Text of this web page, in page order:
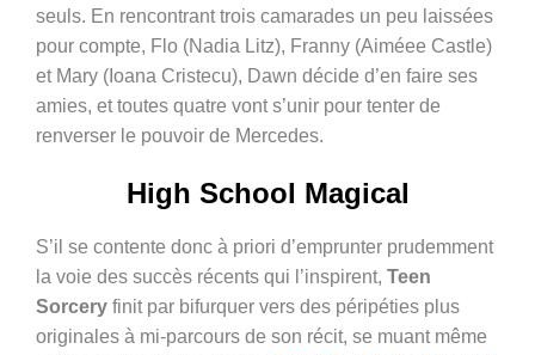
seuls. En rencontrant trois camarades un peu laissées
pour compte, Flo (Nadia Litz), Franny (Aiméee Castle)
et Mary (Ioana Cristecu), Dawn décide d’en faire ses
amies, et toutes quatre vont s’unir pour tenter de
renverser le pouvoir de Mercedes.
High School Magical
S’il se contente donc à priori d’emprunter prudemment
la voie des succès récents qui l’inspirent, Teen
Sorcery finit par bifurquer vers des péripéties plus
originales à mi-parcours de son récit, se muant même